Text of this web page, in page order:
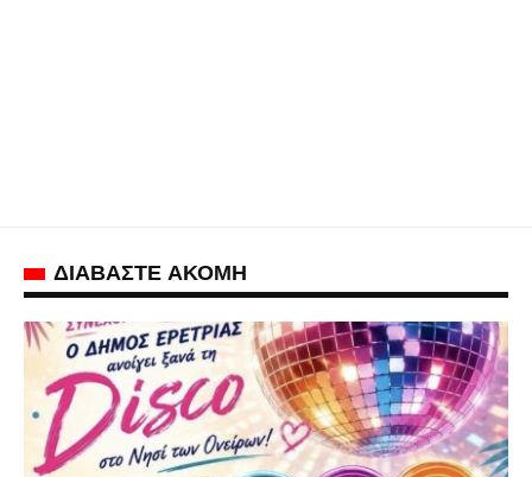
ΔΙΑΒΑΣΤΕ ΑΚΟΜΗ